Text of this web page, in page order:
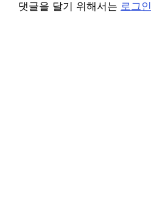
댓글을 달기 위해서는 로그인